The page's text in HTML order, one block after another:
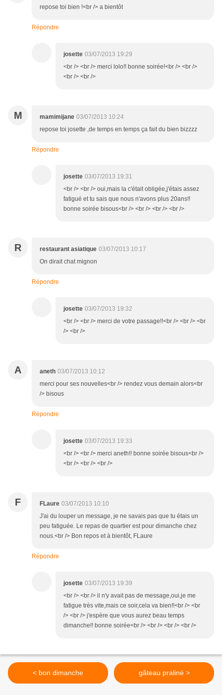
repose toi bien !<br /> a bientôt
Répondre
josette 03/07/2013 19:29
<br /> <br /> merci lolo!! bonne soirée!<br /> <br />
<br /> <br />
M mamimijane 03/07/2013 10:24
repose toi josette ,de temps en temps ça fait du bien bizzzz
Répondre
josette 03/07/2013 19:31
<br /> <br /> oui,mais la c'était obligée,j'étais assez
fatigué et tu sais que nous n'avons plus 20ans!!
bonne soirée bisous<br /> <br /> <br /> <br />
R restaurant asiatique 03/07/2013 10:17
On dirait chat mignon
Répondre
josette 03/07/2013 19:32
<br /> <br /> merci de votre passage!!<br /> <br /> <br
/> <br />
A aneth 03/07/2013 10:12
merci pour ses nouvelles<br /> rendez vous demain alors<br
/> bisous
Répondre
josette 03/07/2013 19:33
<br /> <br /> merci aneth!! bonne soirée bisous<br />
<br /> <br /> <br />
F FLaure 03/07/2013 10:10
J'ai du louper un message, je ne savais pas que tu étais un
peu fatiguée. Le repas de quartier est pour dimanche chez
nous.<br /> Bon repos et à bientôt, FLaure
Répondre
josette 03/07/2013 19:39
<br /> <br /> il n'y avait pas de message,oui,je me
fatigue très vite,mais ce soir,cela va bien!!<br /> <br
/> <br /> j'espère que vous aurez beau temps
dimanche!! bonne soirée<br /> <br /> <br /> <br />
< bon dimanche gâteau praliné >